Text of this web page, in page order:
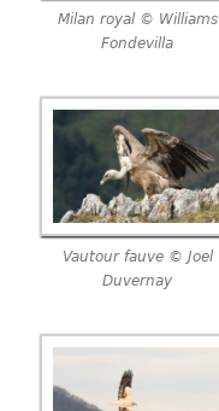
Milan royal © Williams
Fondevilla
Vautour fauve © Joel
Duvernay